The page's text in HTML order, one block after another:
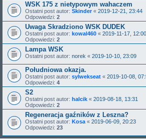
WSK 175 z nietypowym wahaczem
Ostatni post autor: Skinder« 2019-12-21, 23:44
Odpowiedzi: 2
Uwaga Skradziono WSK DUDEK
Ostatni post autor: kowal460 « 2019-11-17, 12:00
Odpowiedzi: 2
Lampa WSK
Ostatni post autor: norek « 2019-10-10, 23:09
Południowa okazja.
Ostatni post autor: sylwekseat « 2019-10-08,
Odpowiedzi: 4
S2
Ostatni post autor: halcik « 2019-08-18, 13:31
Odpowiedzi: 2
Regeneracja gaźników z Leszna?
Ostatni post autor: Kosa« 2019-06-09, 20:23
Odpowiedzi: 23